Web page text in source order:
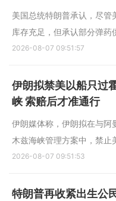
美国总统特朗普承认，尽管
库存充足，但承认部分弹药
张”。他早前称美国拥有大量
狱。 路透社报道，特朗普
日）在白宫回答媒体提问时
2026-08-07 09:51:57
伊朗拟禁美以船只过
峡 索赔后才准通行
伊朗媒体称，伊朗拟在与阿
木兹海峡管理方案中，禁止
船只通行，并要求敌对方在
通讯社（Fars）星期四（8
2026-08-07 09:51:53
特朗普再收紧出生公